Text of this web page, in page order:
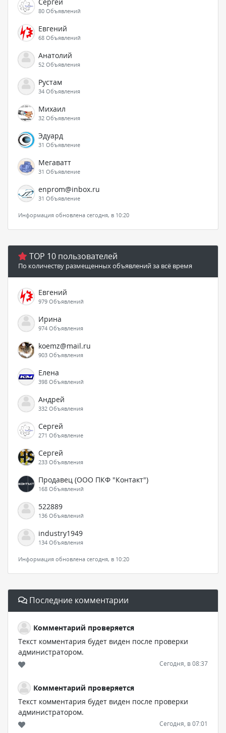
80 Объявлений
Евгений
68 Объявлений
Анатолий
52 Объявления
Рустам
34 Объявления
Михаил
32 Объявления
Эдуард
31 Объявление
Мегаватт
31 Объявление
enprom@inbox.ru
31 Объявление
Информация обновлена сегодня, в 10:20
TOP 10 пользователей
По количеству размещенных объявлений за всё время
Евгений
979 Объявлений
Ирина
974 Объявления
koemz@mail.ru
903 Объявления
Елена
398 Объявлений
Андрей
332 Объявления
Сергей
271 Объявление
Сергей
233 Объявления
Продавец (ООО ПКФ "Контакт")
168 Объявлений
522889
136 Объявлений
industry1949
134 Объявления
Информация обновлена сегодня, в 10:20
Последние комментарии
Комментарий проверяется
Текст комментария будет виден после проверки
администратором.
Сегодня, в 08:37
Комментарий проверяется
Текст комментария будет виден после проверки
администратором.
Сегодня, в 07:01